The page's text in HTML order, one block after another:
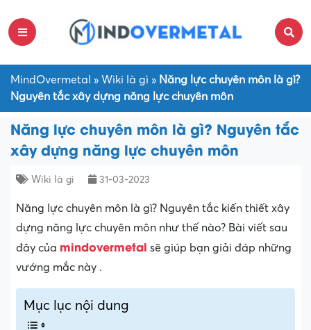
MindOvermetal » Wiki là gì » Năng lực chuyên môn là gì?
Nguyên tắc xây dựng năng lực chuyên môn
Năng lực chuyên môn là gì? Nguyên tắc
xây dựng năng lực chuyên môn
Wiki là gì 31-03-2023
Năng lực chuyên môn là gì? Nguyên tắc kiến thiết xây
dựng năng lực chuyên môn như thế nào? Bài viết sau
đây của mindovermetal sẽ giúp bạn giải đáp những
vướng mắc này .
Mục lục nội dung